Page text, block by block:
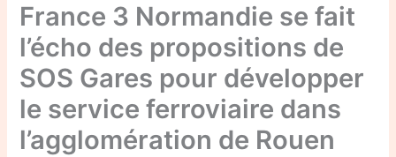
France 3 Normandie se fait
l’écho des propositions de
SOS Gares pour développer
le service ferroviaire dans
l’agglomération de Rouen